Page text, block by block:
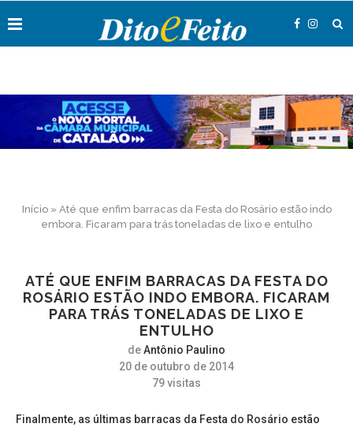
Início» Até que enfim barracas da Festa do Rosário estão indo
embora. Ficaram para trás toneladas de lixo e entulho
ATÉ QUE ENFIM BARRACAS DA FESTA DO
ROSÁRIO ESTÃO INDO EMBORA. FICARAM
PARA TRÁS TONELADAS DE LIXO E
ENTULHO
deAntônio Paulino
20 de outubro de 2014
79visitas
Finalmente, as últimas barracas da Festa do Rosário estão